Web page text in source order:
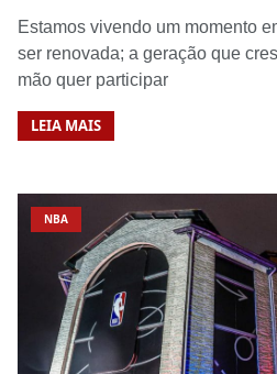
Estamos vivendo um momento
ser renovada; a geração que
mão quer participar
LEIA MAIS
NBA